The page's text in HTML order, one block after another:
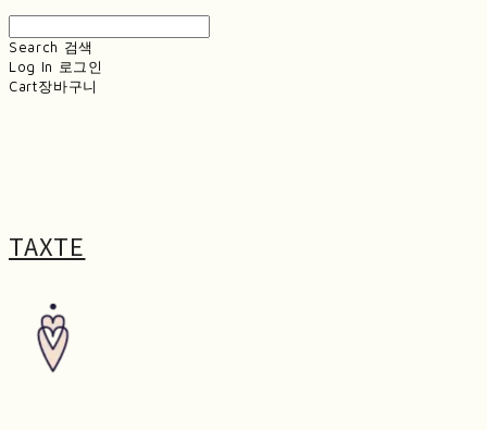
Search 검색
Log In 로그인
Cart장바구니
TAXTE